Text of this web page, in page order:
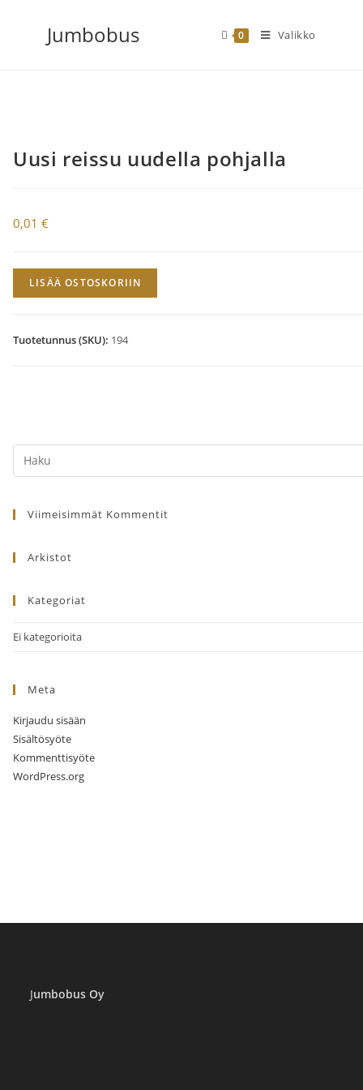
sisältöön
Jumbobus 0 Valikko
Uusi reissu uudella pohjalla
0,01 €
Uusi
reissu
pohjalla
LISÄÄ OSTOSKORIIN
Tuotetunnus (SKU): 194
Search
this
Viimeisimmät Kommentit
Arkistot
Kategoriat
Ei kategorioita
Meta
Kirjaudu sisään
Sisältösyöte
Kommenttisyöte
WordPress.org
Jumbobus Oy